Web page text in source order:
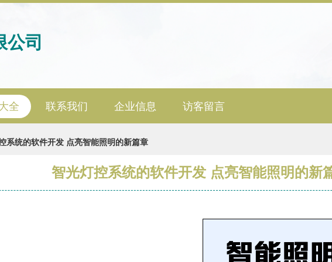
公司
全 联系我们 企业信息 访客留言
系统的软件开发 点亮智能照明的新篇章
智光灯控系统的软件开发 点亮智能照明的新